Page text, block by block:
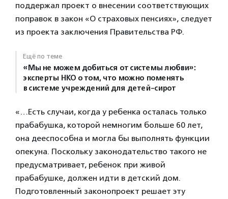
поддержал проект о внесении соответствующих
поправок в закон «О страховых пенсиях», следует
из проекта заключения Правительства РФ.
Ещё по теме
«Мы не можем добиться от системы любви»:
эксперты НКО о том, что можно поменять
в системе учреждений для детей-сирот
«…Есть случаи, когда у ребенка осталась только
прабабушка, которой немногим больше 60 лет,
она дееспособна и могла бы выполнять функции
опекуна. Поскольку законодательство такого не
предусматривает, ребенок при живой
прабабушке, должен идти в детский дом.
Подготовленный законопроект решает эту